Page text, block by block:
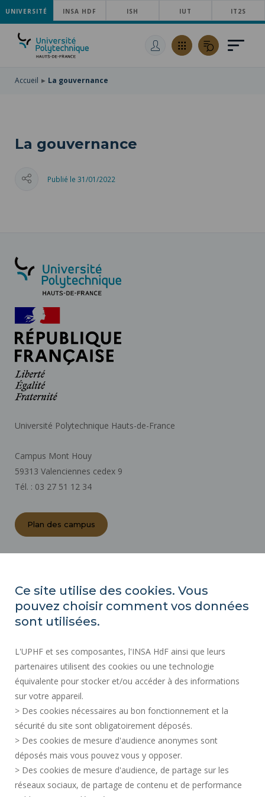
ACCÉDER
AU
MENU
PRINCIPAL
ALLER
AU
CONTENU
ACCÉDER
RECHERCHE
UNIVERSITÉ INSA HDF ISH IUT IT2S
Accueil La gouvernance
La gouvernance
Publié le 31/01/2022
Université Polytechnique Hauts-de-France
Campus Mont Houy
59313 Valenciennes cedex 9
Tél. : 03 27 51 12 34
Plan des campus
PLAN DU SITE
PLAN DES CAMPUS
MENTIONS LÉGALES
CONTACTS
SERVICES PUBLICS +
CRÉDITS
JE DONNE MON AVIS
ACCESSIBILITÉ : NON CONFORME
Ce site utilise des cookies. Vous
pouvez choisir comment vos données
sont utilisées.
L'UPHF et ses composantes, l'INSA HdF ainsi que leurs
partenaires utilisent des cookies ou une technologie
équivalente pour stocker et/ou accéder à des informations
sur votre appareil.
> Des cookies nécessaires au bon fonctionnement et la
sécurité du site sont obligatoirement déposés.
> Des cookies de mesure d'audience anonymes sont
déposés mais vous pouvez vous y opposer.
> Des cookies de mesure d'audience, de partage sur les
réseaux sociaux, de partage de contenu et de performance